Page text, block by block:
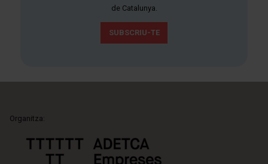
de Catalunya.
SUBSCRIU-TE
Organitza: